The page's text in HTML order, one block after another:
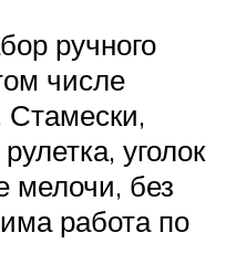
ручного
числе
Стамески,
уголок
мелочи, без
работа по